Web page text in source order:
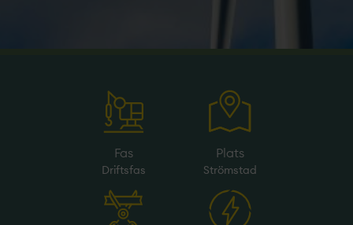
Fas
Driftsfas
Plats
Strömstad